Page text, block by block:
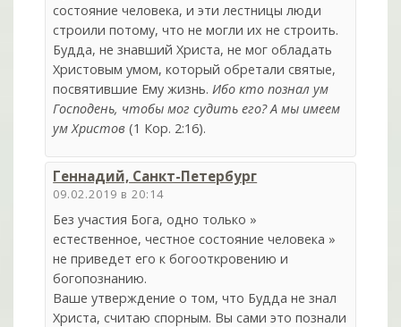
состояние человека, и эти лестницы люди
строили потому, что не могли их не строить.
Будда, не знавший Христа, не мог обладать
Христовым умом, который обретали святые,
посвятившие Ему жизнь.Ибо кто познал ум
Господень, чтобы мог судить его? А мы имеем
ум Христов (1 Кор. 2:16).
Геннадий, Санкт-Петербург
09.02.2019 в 20:14
Без участия Бога, одно только »
естественное, честное состояние человека »
не приведет его к богооткровению и
богопознанию.
Ваше утверждение о том, что Будда не знал
Христа, считаю спорным. Вы сами это познали